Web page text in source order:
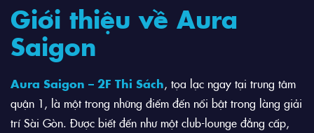
Giới thiệu về Aura
Saigon
Aura Saigon – 2F Thi Sách, tọa lạc ngay tại trung tâm
quận 1, là một trong những điểm đến nổi bật trong làng giải
trí Sài Gòn. Được biết đến như một club-lounge đẳng cấp,